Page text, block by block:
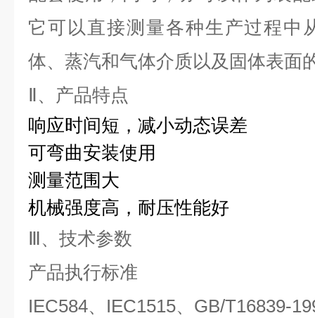
它可以直接测量各种生产过程中
体、蒸汽和气体介质以及固体表面
Ⅱ、产品特点
响应时间短，减小动态误差
可弯曲安装使用
测量范围大
机械强度高，耐压性能好
Ⅲ、技术参数
产品执行标准
IEC584、IEC1515、GB/T16839-